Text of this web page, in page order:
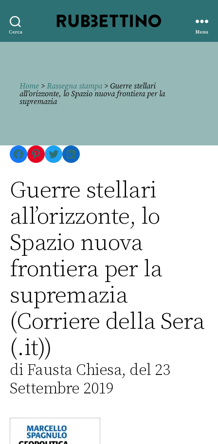
Cerca
editore
Menu
Home > Rassegna stampa> Guerre stellari
all’orizzonte, lo Spazio nuova frontiera per la
supremazia
Facebook
Pinterest
TwitterLinkedIn
Guerre stellari
all’orizzonte, lo
Spazio nuova
frontiera per la
supremazia
(Corriere della Sera
(.it))
di Fausta Chiesa, del 23
Settembre 2019